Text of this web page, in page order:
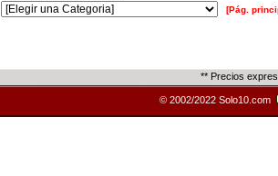
[Pág.
** Precios
© 2002/2022 Solo10.com